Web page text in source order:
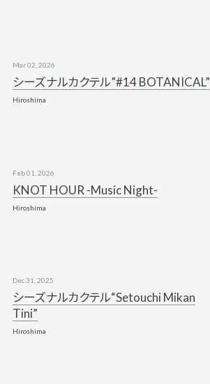
シーズナルカクテル”#14 BOTANICAL”
Mar 02, 2026
Hiroshima
KNOT HOUR -Music Night-
Feb 01, 2026
Hiroshima
シーズナルカクテル“Setouchi Mikan
Tini”
Dec 31, 2025
Hiroshima